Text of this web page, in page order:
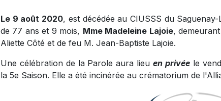
Le 9 août 2020, est décédée au CIUSSS du
de 77 ans et 9 mois, Mme Madeleine Lajoie,
Aliette Côté et de feu M. Jean-Baptiste Lajoie.
Une célébration de la Parole aura lieu en privéele
la 5e Saison. Elle a été incinérée au crématorium de